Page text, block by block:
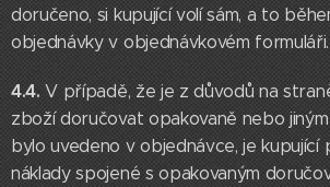
doručeno, si kupující volí sám, a to
objednávky v objednávkovém formuláři.
4.4.V případě, že je z důvodů na
zboží doručovat opakovaně nebo
bylo uvedeno v objednávce, je kupující
náklady spojené s opakovaným